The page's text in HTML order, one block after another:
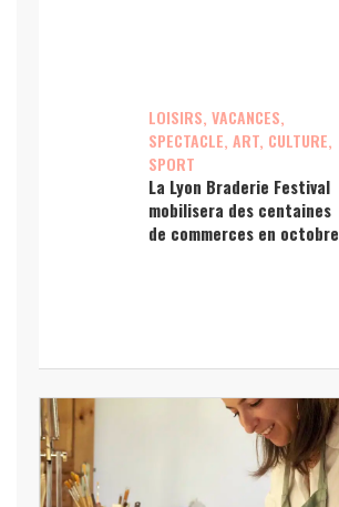
LOISIRS, VACANCES,
SPECTACLE, ART, CULTURE,
SPORT
La Lyon Braderie Festival
mobilisera des centaines
de commerces en octobre